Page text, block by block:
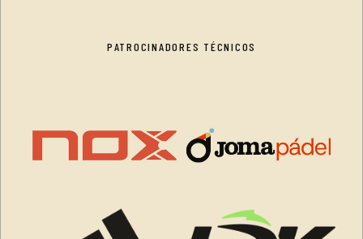
PATROCINADORES TÉCNICOS